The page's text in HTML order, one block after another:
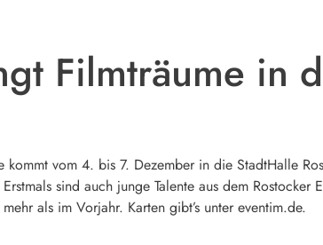
Filmträume in
vom 4. bis 7. Dezember in die StadtHalle
sind auch junge Talente aus dem
als im Vorjahr. Karten gibt’s unter eventim.de.